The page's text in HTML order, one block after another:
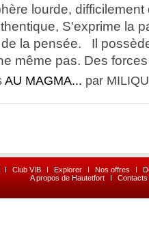
lourde,
S'exprime la
la pensée. Il
même pas. Des
AU MAGMA... par
I Club VIB I Explorer I Nos offres I
A propos de Hautetfort
I Contacts